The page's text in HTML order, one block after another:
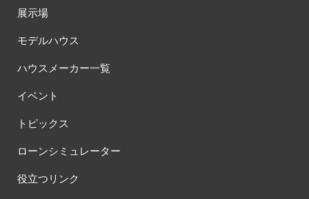
展示場
モデルハウス
ハウスメーカー一覧
イベント
トピックス
ローンシミュレーター
役立つリンク